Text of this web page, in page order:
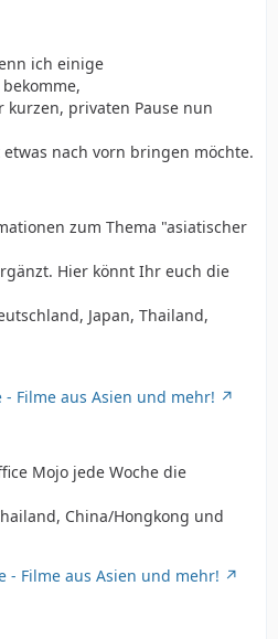
ich einige
kurzen, privaten Pause nun
nach vorn bringen möchte.
zum Thema "asiatischer
Hier könnt Ihr euch die
Japan, Thailand,
Filme aus Asien und mehr!
Mojo jede Woche die
China/Hongkong und
- Filme aus Asien und mehr!